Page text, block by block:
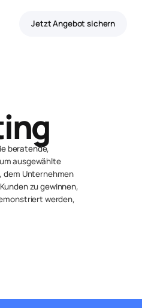
Jetzt Angebot sichern
beratende,
ausgewählte
dem Unternehmen
zu gewinnen,
werden,